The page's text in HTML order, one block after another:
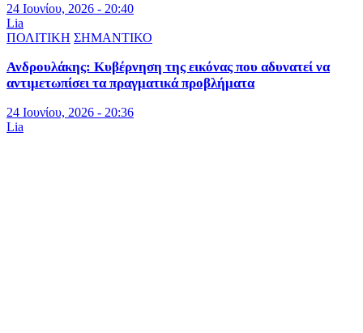
24 Ιουνίου, 2026 - 20:40
Lia
ΠΟΛΙΤΙΚΗ ΣΗΜΑΝΤΙΚΟ
Ανδρουλάκης: Κυβέρνηση της εικόνας που αδυνατεί να
αντιμετωπίσει τα πραγματικά προβλήματα
24 Ιουνίου, 2026 - 20:36
Lia